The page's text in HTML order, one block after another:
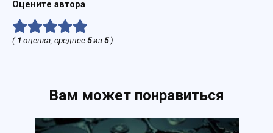
Оцените автора
( 1оценка, среднее5из 5)
Вам может понравиться